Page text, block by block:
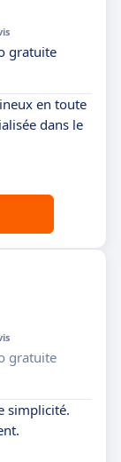
gratuite
en toute
dans le
gratuite
simplicité.